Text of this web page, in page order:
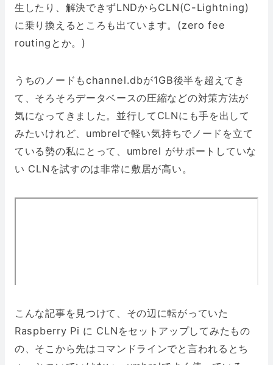
生したり、解決できずLNDからCLN(C-Lightning)
に乗り換えるところも出ています。(zero fee
routingとか。)
うちのノードもchannel.dbが1GB後半を超えてき
て、そろそろデータベースの圧縮などの対策方法が
気になってきました。並行してCLNにも手を出して
みたいけれど、umbrelで軽い気持ちでノードを立て
ている勢の私にとって、umbrel がサポートしていな
い CLNを試すのは非常に敷居が高い。
こんな記事を見つけて、その辺に転がっていた
Raspberry Pi に CLNをセットアップしてみたもの
の、そこから先はコマンドラインでと言われるとち